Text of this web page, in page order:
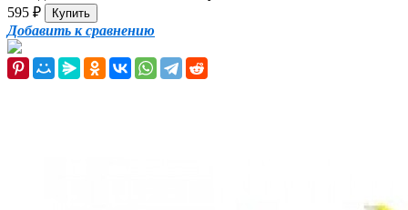
595 ₽
Добавить к сравнению